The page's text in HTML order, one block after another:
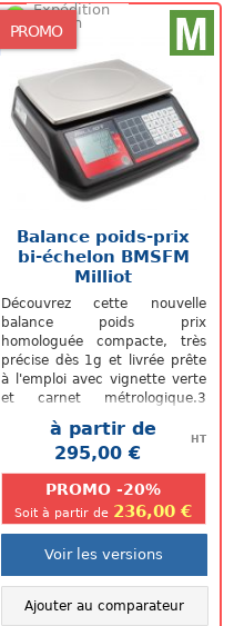
PROMO
Expédition
48/72h
Balance poids-prix
bi-échelon BMSFM
Milliot
Découvrez cette nouvelle
balance poids prix
homologuée compacte, très
précise dès 1g et livrée prête
à l'emploi avec vignette verte
et carnet métrologique.3
versions disponibles : Portée :
3/6 kg,...à partir de
295,00 €
HT
PROMO -20%
Soit à partir de 236,00 €
Voir les versions
Ajouter au comparateur